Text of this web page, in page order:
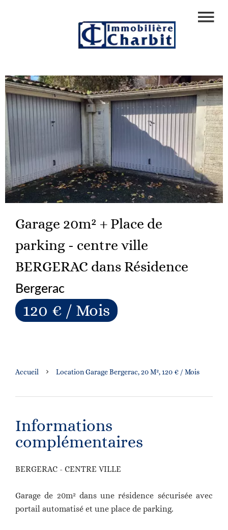
Garage 20m² + Place de
parking - centre ville
BERGERAC dans Résidence
Bergerac
120 € / Mois
Accueil Location Garage Bergerac, 20 M², 120 € / Mois
Informations
complémentaires
BERGERAC - CENTRE VILLE
Garage de 20m² dans une résidence sécurisée avec
portail automatisé et une place de parking.